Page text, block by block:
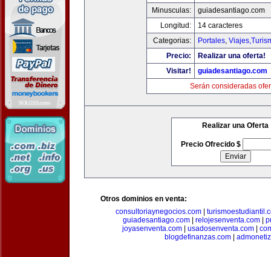
Minusculas:
guiadesantiago.com
Longitud:
14 caracteres
Categorias:
Portales,
Precio:
Realizar una oferta!
Visitar!
guiadesantiago.com
Serán consideradas
Realizar una Oferta
Precio Ofrecido $
Otros dominios en venta:
consultoriaynegocios.com
guiadesantiago.com| relojesenventa.com|
joyasenventa.com
usadosenventa.com
blogdefinanzas.com|